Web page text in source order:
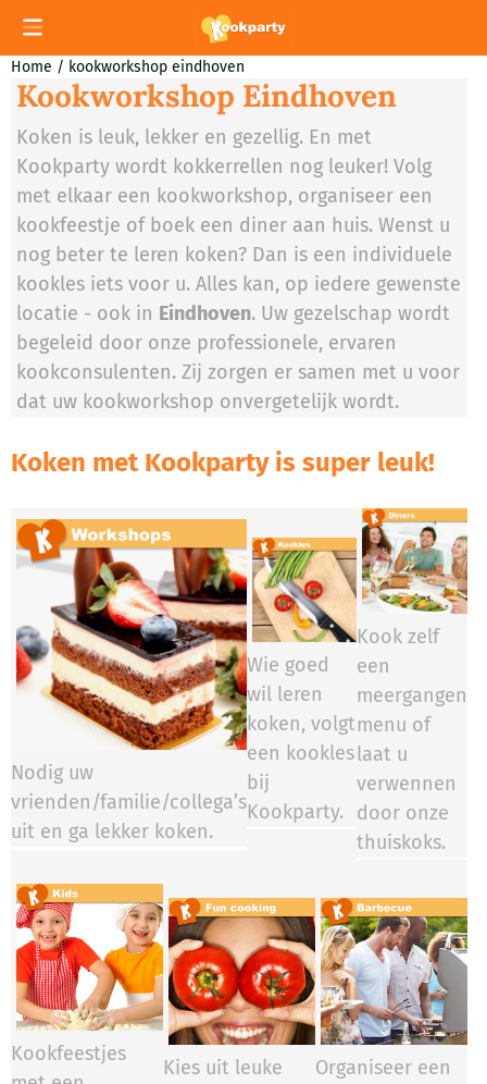
Cookievoorkeuren zijn momenteel gesloten.
Home / kookworkshop eindhoven
Kookworkshop Eindhoven
Koken is leuk, lekker en gezellig. En met
Kookparty wordt kokkerrellen nog leuker! Volg
met elkaar een kookworkshop, organiseer een
kookfeestje of boek een diner aan huis. Wenst u
nog beter te leren koken? Dan is een individuele
kookles iets voor u. Alles kan, op iedere gewenste
locatie - ook in Eindhoven. Uw gezelschap wordt
begeleid door onze professionele, ervaren
kookconsulenten. Zij zorgen er samen met u voor
dat uw kookworkshop onvergetelijk wordt.
Koken met Kookparty is super leuk!
Nodig uw
vrienden/familie/collega’s
uit en ga lekker koken.
Wie goed
wil leren
koken, volgt
een kookles
bij
Kookparty.​​​​
Kook zelf
een
meergangen
menu of
laat u
verwennen
door onze
thuiskoks.
Kookfeestjes
Kies uit leuke
Organiseer een